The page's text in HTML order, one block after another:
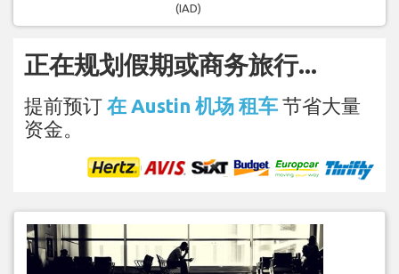
(IAD)
正在规划假期或商务旅行...
提前预订 在 Austin 机场 租车 节省大量
资金。